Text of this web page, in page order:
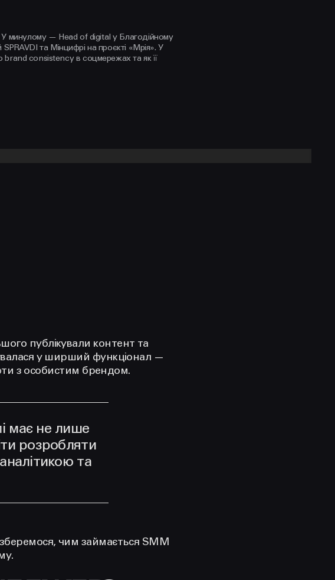
У минулому — Head of digital у Благодійному
та Мінцифрі на проєкті «Мрія». У
brand consistency в соцмережах та як її
публікували контент та
у ширший функціонал —
з особистим брендом.
має не лише
розробляти
та
чим займається SMM